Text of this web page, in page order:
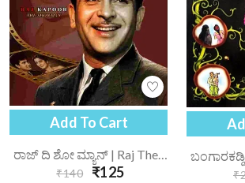
Add To Cart
ರಾಜ್ ದಿ ಶೋ ಮ್ಯಾನ್ | Raj The Showman :Raj Kapoor Biography
₹140 ₹125